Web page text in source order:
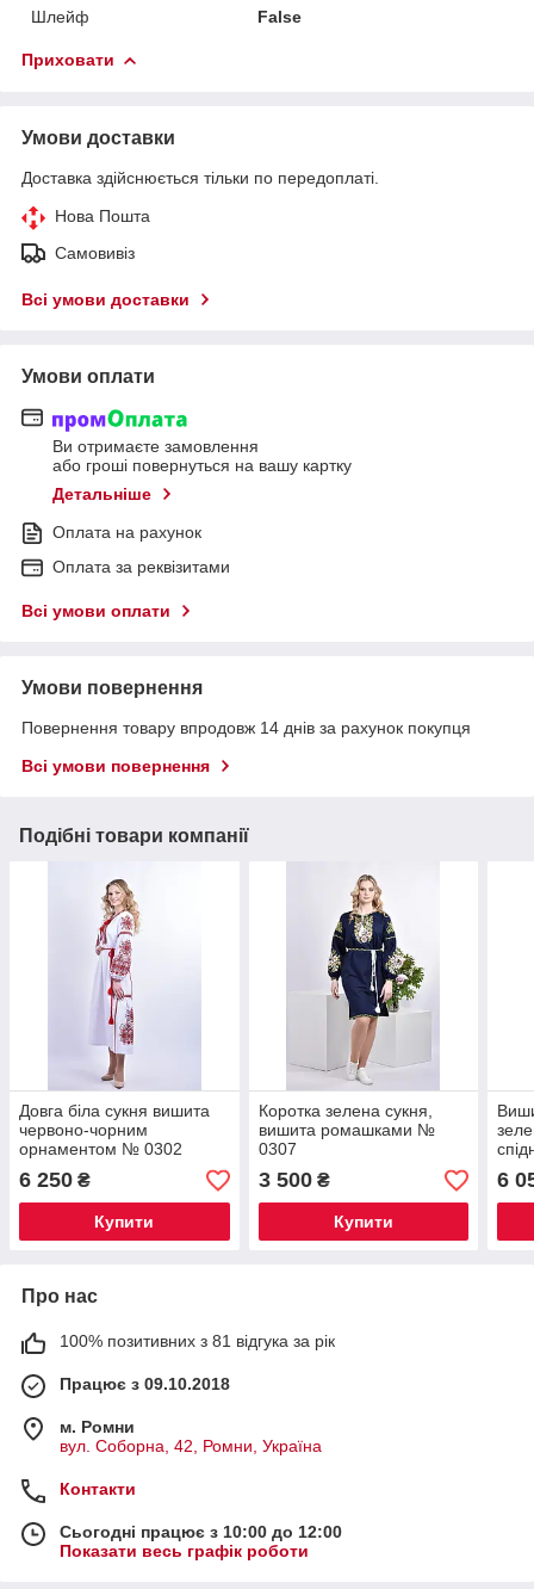
Шлейф
False
Приховати
Умови доставки
Доставка здійснюється тільки по передоплаті.
Нова Пошта
Самовивіз
Всі умови доставки
Умови оплати
Ви отримаєте замовлення
або гроші повернуться на вашу картку
Детальніше
Оплата на рахунок
Оплата за реквізитами
Всі умови оплати
Умови повернення
Повернення товару впродовж 14 днів за рахунок покупця
Всі умови повернення
Подібні товари компанії
Довга біла сукня вишита
червоно-чорним
орнаментом № 0302
6 250 ₴
Купити
Коротка зелена сукня,
вишита ромашками №
0307
3 500₴
Купити
6
Про нас
100% позитивних з 81 відгука за рік
Працює з 09.10.2018
м. Ромни
вул. Соборна, 42, Ромни, Україна
Контакти
Сьогодні працює з 10:00 до 12:00
Показати весь графік роботи